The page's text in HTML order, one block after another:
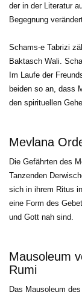
der in der Literatur
Begegnung
Schams-e Tabrizi
Baktasch Wali.
Im Laufe der
beiden so an, dass
den spirituellen
Mevlana
Die Gefährten des
Tanzenden
sich in ihrem Ritus
eine Form des
und Gott nah sind.
Mausoleum
Rumi
Das Mausoleum